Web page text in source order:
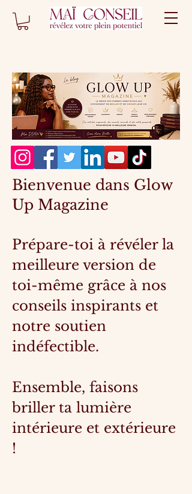
Bienvenue dans Glow
Up Magazine
Prépare-toi à révéler la
meilleure version de
toi-même grâce à nos
conseils inspirants et
notre soutien
indéfectible.
Ensemble, faisons
briller ta lumière
intérieure et extérieure
!